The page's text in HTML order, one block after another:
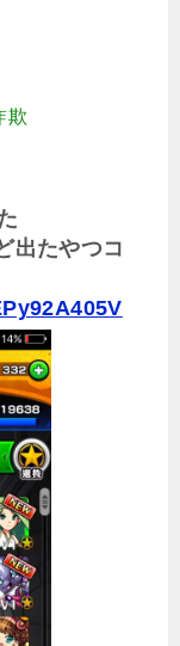
欺
出たやつコ